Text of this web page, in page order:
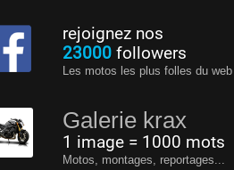
rejoignez nos
23000followers
Les motos les plus folles du web
Galerie krax
1 image = 1000 mots
Motos, montages, reportages...